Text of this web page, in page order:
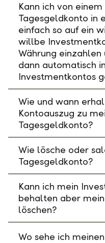
Kann ich von
Tagesgeldkonto in
einfach so auf ein
willbe
Währung
dann automatisch
Investmentkontos
Wie und wann
Kontoauszug zu
Tagesgeldkonto?
Wie lösche oder
Tagesgeldkonto?
Kann ich mein
behalten aber
löschen?
Wo sehe ich